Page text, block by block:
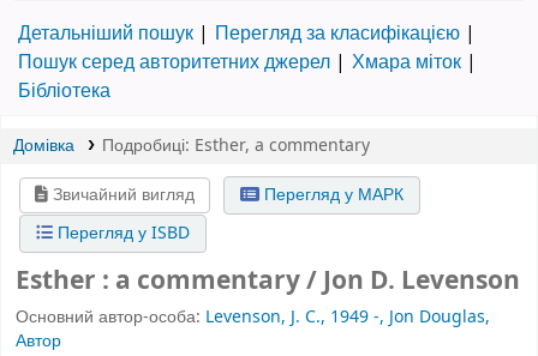
Детальніший пошук
Перегляд за класифікацією
Пошук серед авторитетних джерел
Хмара міток
Бібліотека
Домівка Подробиці: Esther, a commentary
Звичайний вигляд
Перегляд у МАРК
Перегляд у ISBD
Esther : a commentary / Jon D. Levenson
Основний автор-особа: Levenson, J. C., 1949 -, Jon Douglas,
Автор